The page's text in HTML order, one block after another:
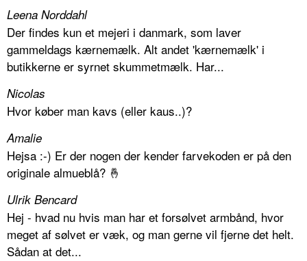
Leena Norddahl
Der findes kun et mejeri i danmark, som laver
gammeldags kærnemælk. Alt andet 'kærnemælk' i
butikkerne er syrnet skummetmælk. Har...
Nicolas
Hvor køber man kavs (eller kaus..)?
Amalie
Hejsa :-) Er der nogen der kender farvekoden er på den
originale almueblå? 🤞
Ulrik Bencard
Hej - hvad nu hvis man har et forsølvet armbånd, hvor
meget af sølvet er væk, og man gerne vil fjerne det helt.
Sådan at det...